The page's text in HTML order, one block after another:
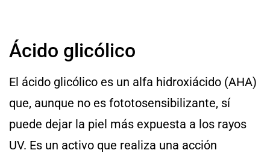
Ácido glicólico
El ácido glicólico es un alfa hidroxiácido (AHA)
que, aunque no es fototosensibilizante, sí
puede dejar la piel más expuesta a los rayos
UV. Es un activo que realiza una acción